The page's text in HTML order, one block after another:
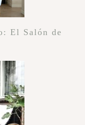
El Salón de